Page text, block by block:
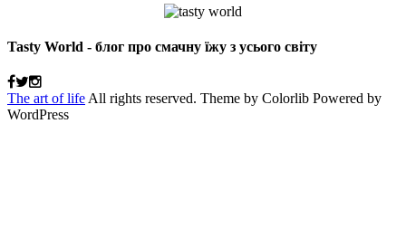
Tasty World - блог про смачну їжу з усього світу
The art of lifeAll rights reserved. Theme by Colorlib Powered by
WordPress